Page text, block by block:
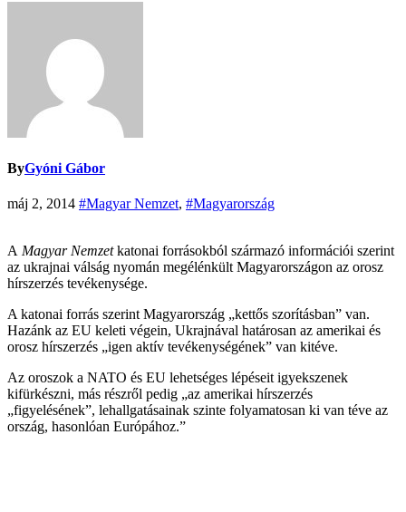
ByGyóni Gábor
máj 2, 2014 #Magyar Nemzet, #Magyarország
A Magyar Nemzetkatonai forrásokból származó információi szerint
az ukrajnai válság nyomán megélénkült Magyarországon az orosz
hírszerzés tevékenysége.
A katonai forrás szerint Magyarország „kettős szorításban” van.
Hazánk az EU keleti végein, Ukrajnával határosan az amerikai és
orosz hírszerzés „igen aktív tevékenységének” van kitéve.
Az oroszok a NATO és EU lehetséges lépéseit igyekszenek
kifürkészni, más részről pedig „az amerikai hírszerzés
„figyelésének”, lehallgatásainak szinte folyamatosan ki van téve az
ország, hasonlóan Európához.”